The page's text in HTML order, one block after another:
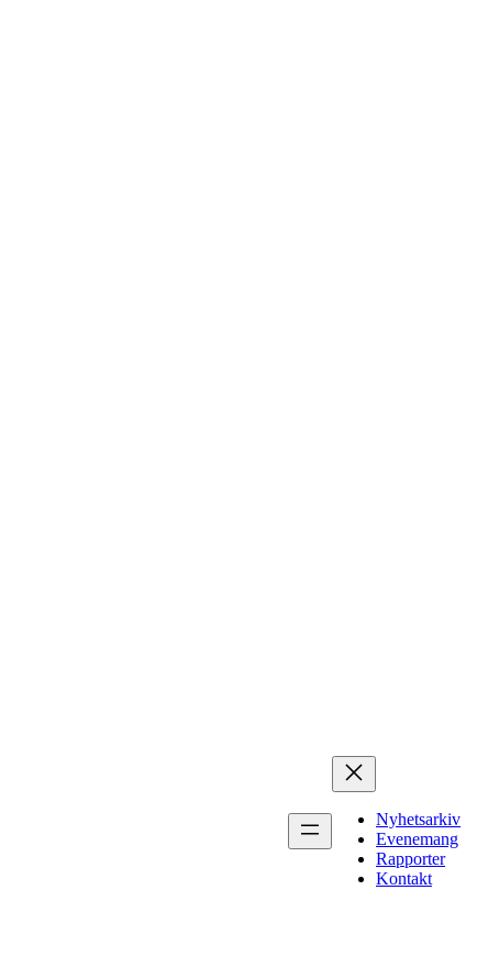
Nyhetsarkiv
Evenemang
Rapporter
Kontakt